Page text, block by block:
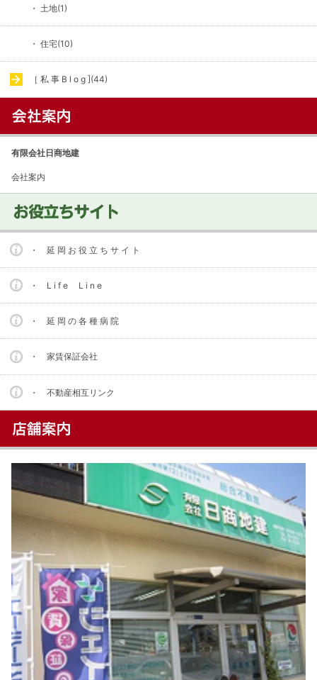
・ 土地(1)
・ 住宅(10)
［ 私 事 B l o g ](44)
有限会社日商地建
会社案内
・ 延 岡 お 役 立 ち サ イ ト
・ L i f e L i n e
・ 延 岡 の 各 種 病 院
・ 家賃保証会社
・ 不動産相互リンク